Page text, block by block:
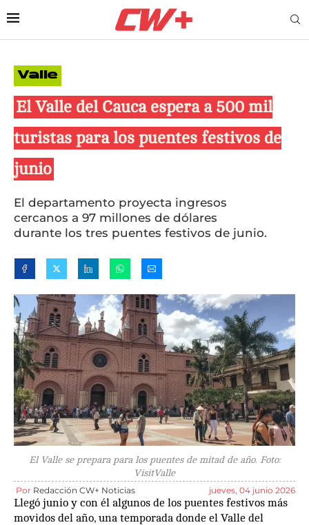
Valle
El Valle del Cauca espera a 500 mil
turistas para los puentes festivos de
junio
El departamento proyecta ingresos
cercanos a 97 millones de dólares
durante los tres puentes festivos de junio.
El Valle se prepara para los puentes de mitad de año. Foto:
VisitValle
Por Redacción CW+ Noticias jueves, 04 junio 2026
Llegó junio y con él algunos de los puentes festivos más
movidos del año, una temporada donde el Valle del